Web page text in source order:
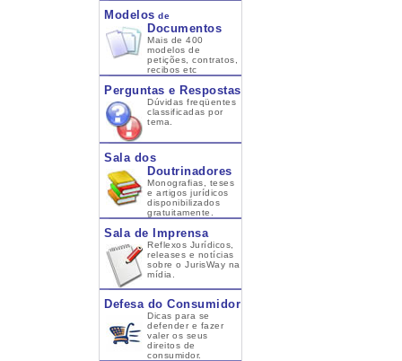
Modelos de
Documentos
Mais de 400
modelos de
petições, contratos,
recibos etc
Perguntas e Respostas
Dúvidas freqüentes
classificadas por
tema.
Sala dos
Doutrinadores
Monografias, teses
e artigos jurídicos
disponibilizados
gratuitamente.
Sala de Imprensa
Reflexos Jurídicos,
releases e notícias
sobre o JurisWay na
mídia.
Defesa do Consumidor
Dicas para se
defender e fazer
valer os seus
direitos de
consumidor.